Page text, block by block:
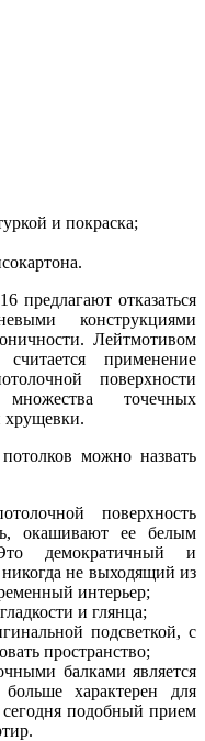
и покраска;
предлагают отказаться
конструкциями
Лейтмотивом
применение
поверхности
точечных
хрущевки.
можно назвать
поверхность
окашивают ее белым
демократичный и
не выходящий из
интерьер;
и глянца;
подсветкой, с
пространство;
балками является
характерен для
сегодня подобный прием